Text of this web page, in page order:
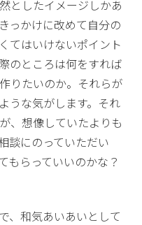
としたイメージしかあ
っかけに改めて自分の
てはいけないポイント
のところは何をすれば
りたいのか。それらが
うな気がします。それ
、想像していたよりも
談にのっていただい
もらっていいのかな？
、和気あいあいとして